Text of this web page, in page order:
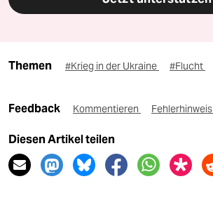
Themen #Krieg in der Ukraine #Flucht
Feedback Kommentieren Fehlerhinweis
Diesen Artikel teilen